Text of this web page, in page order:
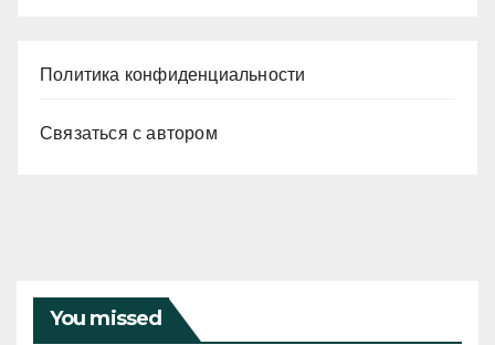
Политика конфиденциальности
Связаться с автором
You missed